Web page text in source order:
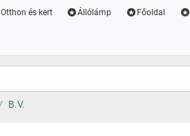
Otthon és kert Állólámp Főoldal
B.V.